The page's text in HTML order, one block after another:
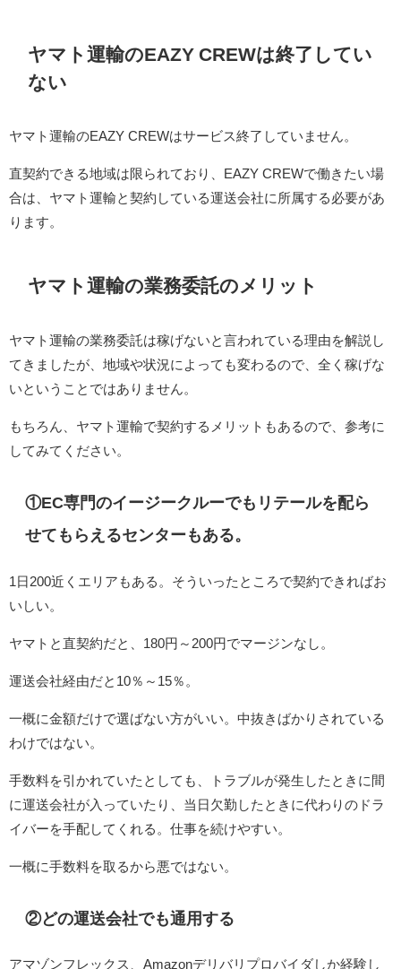
ヤマト運輸のEAZY CREWは終了してい
ない
ヤマト運輸のEAZY CREWはサービス終了していません。
直契約できる地域は限られており、EAZY CREWで働きたい場
合は、ヤマト運輸と契約している運送会社に所属する必要があ
ります。
ヤマト運輸の業務委託のメリット
ヤマト運輸の業務委託は稼げないと言われている理由を解説し
てきましたが、地域や状況によっても変わるので、全く稼げな
いということではありません。
もちろん、ヤマト運輸で契約するメリットもあるので、参考に
してみてください。
①EC専門のイージークルーでもリテールを配ら
せてもらえるセンターもある。
1日200近くエリアもある。そういったところで契約できればお
いしい。
ヤマトと直契約だと、180円～200円でマージンなし。
運送会社経由だと10％～15％。
一概に金額だけで選ばない方がいい。中抜きばかりされている
わけではない。
手数料を引かれていたとしても、トラブルが発生したときに間
に運送会社が入っていたり、当日欠勤したときに代わりのドラ
イバーを手配してくれる。仕事を続けやすい。
一概に手数料を取るから悪ではない。
②どの運送会社でも通用する
アマゾンフレックス、Amazonデリバリプロバイダしか経験し